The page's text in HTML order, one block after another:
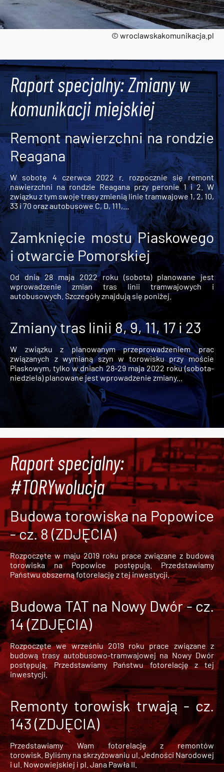
© wroclawskakomunikacja.pl
Raport specjalny: Zmiany w
komunikacji miejskiej
Remont nawierzchni na rondzie
Reagana
W sobotę 4 czerwca 2022 r. rozpocznie się remont
nawierzchni na rondzie Reagana przy peronie 1 i 2. W
związku z tym swoje trasy zmienią linie tramwajowe 1, 2, 10,
33 i 70 oraz autobusowe C, D, 111,...
Zamknięcie mostu Piaskowego
i otwarcie Pomorskiej
Od dnia 28 maja 2022 roku (sobota) planowane jest
wprowadzenie zmian tras linii tramwajowych i
autobusowych. Szczegóły znajdują się poniżej.
Zmiany tras linii 8, 9, 11, 17 i 23
W związku z planowanym przeprowadzeniem prac
związanych z wymianą szyn w torowisku przy moście
Piaskowym, tylko w dniach 28-29 maja 2022 roku (sobota-
niedziela) planowane jest wprowadzenie zmiany...
Raport specjalny:
#TORYwolucja
Budowa torowiska na Popowice
- cz. 8 (ZDJĘCIA)
Rozpoczęte w maju 2019 roku prace związane z budową
torowiska na Popowice
postępują. Przedstawiamy
Państwu obszerną fotorelację z tej inwestycji.
Budowa TAT na Nowy Dwór - cz.
14 (ZDJĘCIA)
Rozpoczęte we wrześniu 2019 roku prace związane z
budową trasy autobusowo-tramwajowej na Nowy Dwór
postępują. Przedstawiamy Państwu fotorelację z tej
inwestycji.
Remonty torowisk trwają - cz.
143 (ZDJĘCIA)
Przedstawiamy Wam fotorelację z remontów
torowisk. Byliśmy na skrzyżowaniu ul. Jedności Narodowej
i ul. Nowowiejskiej i pl. Jana Pawła II.